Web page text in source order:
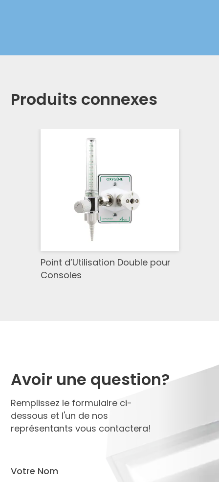
Produits connexes
Point d’Utilisation Double pour
Consoles
Avoir une question?
Remplissez le formulaire ci-
dessous et l'un de nos
représentants vous contactera!